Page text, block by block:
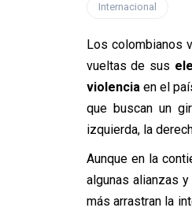
Internacional
Los colombianos
vueltas de sus
violenciaen el
que buscan un
izquierda, la
Aunque en la
algunas alianzas
más arrastran la